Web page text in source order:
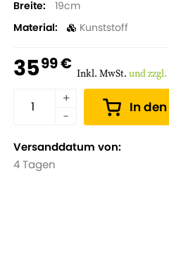
Breite
19
Material
Kunststoff
3599 € Inkl. MwSt.und
In
Versanddatum von:
4 Tagen